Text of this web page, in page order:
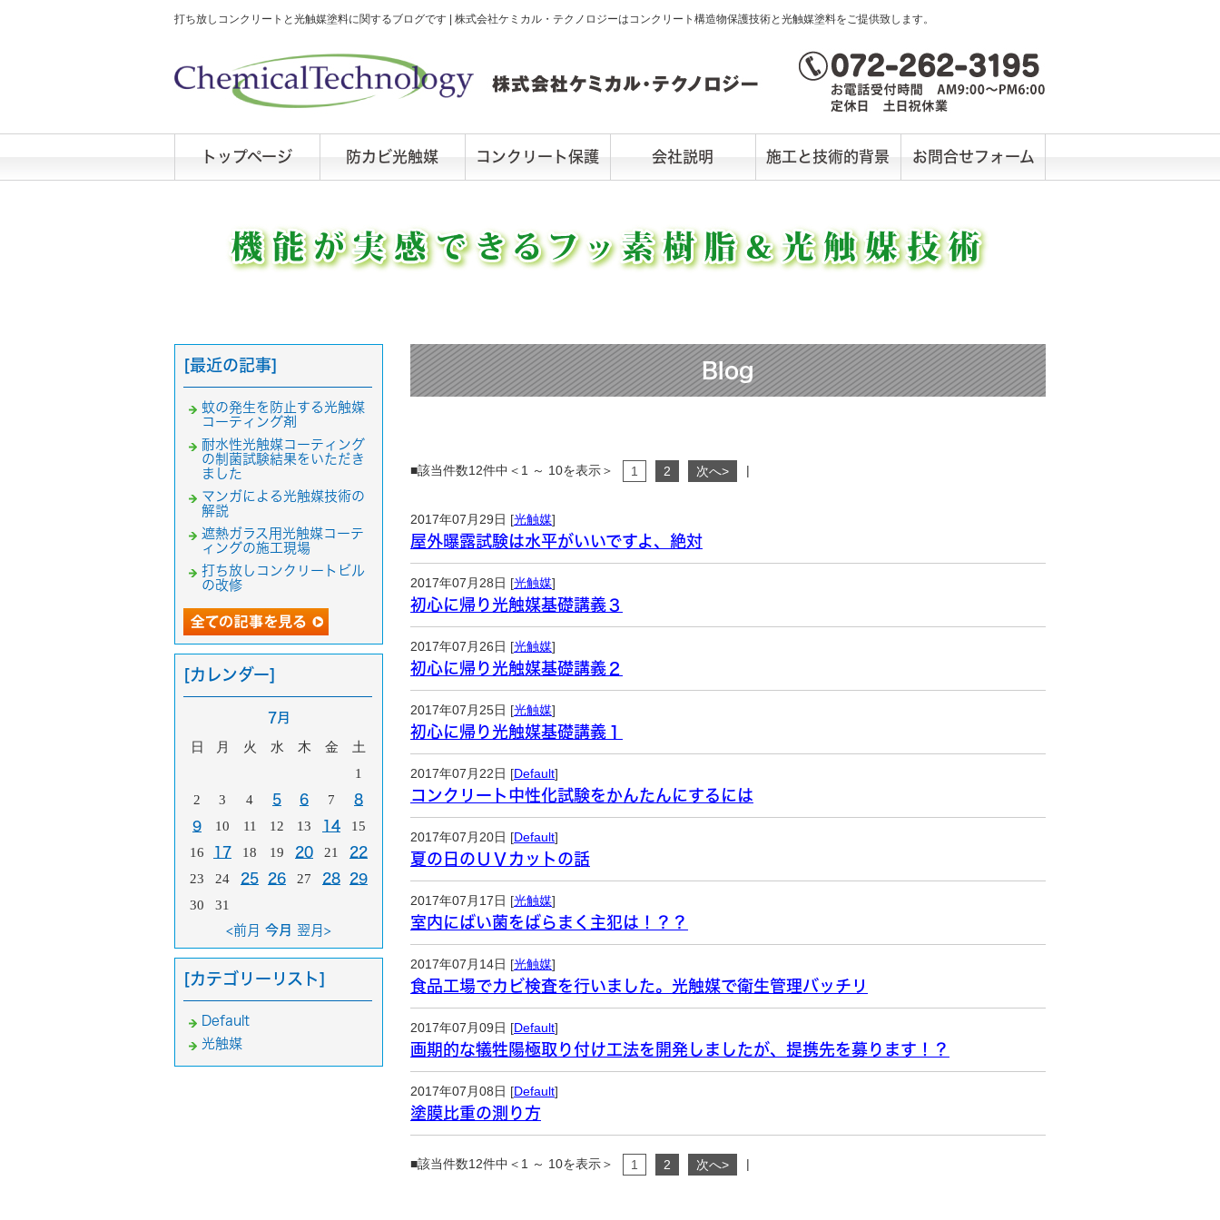
打ち放しコンクリートと光触媒塗料に関するブログです | 株式会社ケミカル・テクノロジーはコンクリート構造物保護技術と光触媒塗料をご提供致します。
トップページ 防カビ光触媒 コンクリート保護 会社説明 施工と技術的背景 お問合せフォーム
Blog
■該当件数12件中＜1 ～ 10を表示＞ |
1 2 次へ>
2017年07月29日 [光触媒]
屋外曝露試験は水平がいいですよ、絶対
2017年07月28日 [光触媒]
初心に帰り光触媒基礎講義３
2017年07月26日 [光触媒]
初心に帰り光触媒基礎講義２
2017年07月25日 [光触媒]
初心に帰り光触媒基礎講義１
2017年07月22日 [Default]
コンクリート中性化試験をかんたんにするには
2017年07月20日 [Default]
夏の日のＵＶカットの話
2017年07月17日 [光触媒]
室内にばい菌をばらまく主犯は！？？
2017年07月14日 [光触媒]
食品工場でカビ検査を行いました。光触媒で衛生管理バッチリ
2017年07月09日 [Default]
画期的な犠牲陽極取り付け工法を開発しましたが、提携先を募ります！？
2017年07月08日 [Default]
塗膜比重の測り方
■該当件数12件中＜1 ～ 10を表示＞ |
1 2 次へ>
[最近の記事]
蚊の発生を防止する光触媒
コーティング剤
耐水性光触媒コーティング
の制菌試験結果をいただき
ました
マンガによる光触媒技術の
解説
遮熱ガラス用光触媒コーテ
ィングの施工現場
打ち放しコンクリートビル
の改修
[カレンダー]
7月
日 月 火 水 木 金
土
1
2
3 4 5 6 7
8
9
10 11 12 13 14
15
16
17 18 19 20 21 22
23 24 25 26 27 28 29
30 31
<前月 今月 翌月>
[カテゴリーリスト]
Default
光触媒